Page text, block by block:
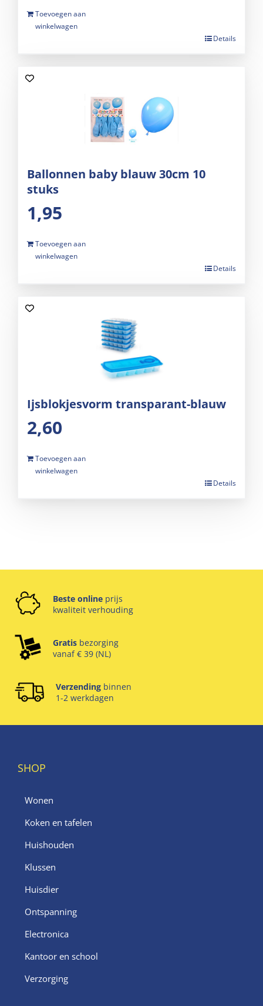
Toevoegen aan
winkelwagen
Details
Ballonnen baby blauw 30cm 10
stuks
1,95
Toevoegen aan
winkelwagen
Details
Ijsblokjesvorm transparant-blauw
2,60
Toevoegen aan
winkelwagen
Details
Beste online prijs
kwaliteit verhouding
Gratis bezorging
vanaf € 39 (NL)
Verzending binnen
1-2 werkdagen
SHOP
Wonen
Koken en tafelen
Huishouden
Klussen
Huisdier
Ontspanning
Electronica
Kantoor en school
Verzorging